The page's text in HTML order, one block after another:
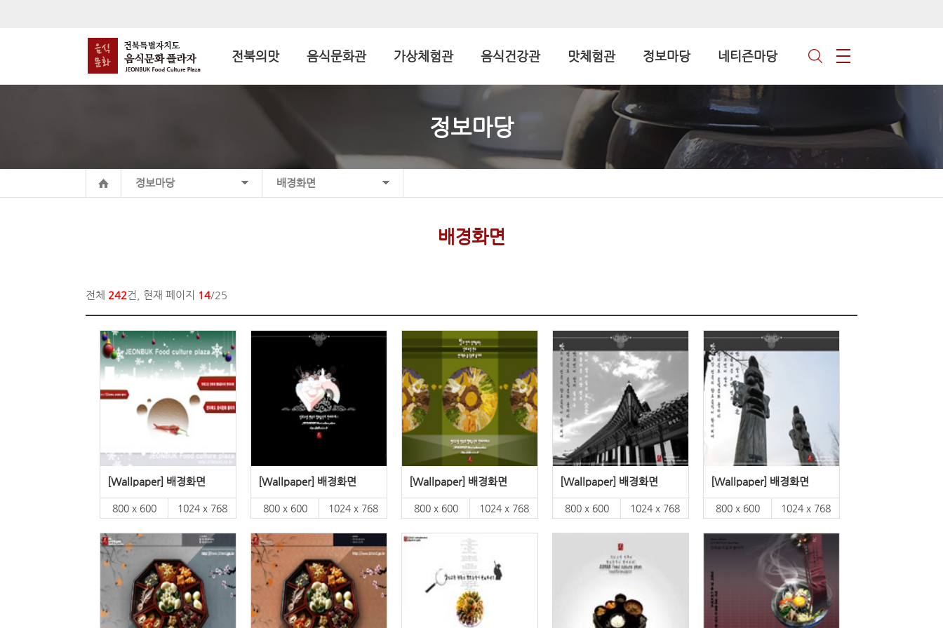
전북의맛 음식문화관 가상체험관 음식건강관 맛체험관 정보마당 네티즌마당
정보마당
정보마당 배경화면
배경화면
전체 242건, 현재 페이지 14/25
[Wallpaper] 배경화면
800 x 600 1024 x 768
[Wallpaper] 배경화면
800 x 600 1024 x 768
[Wallpaper] 배경화면
800 x 600 1024 x 768
[Wallpaper] 배경화면
800 x 600 1024 x 768
[Wallpaper] 배경화면
800 x 600 1024 x 768